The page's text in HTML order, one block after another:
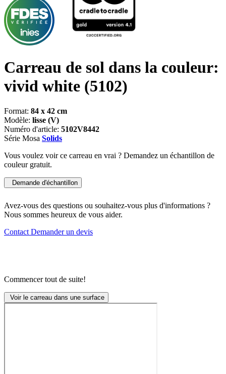
Carreau de sol dans la couleur:
vivid white (5102)
Format: 84 x 42 cm
Modèle: lisse (V)
Numéro d'article: 5102V8442
Série Mosa Solids
Vous voulez voir ce carreau en vrai ? Demandez un échantillon de
couleur gratuit.
Demande d'échantillon
Avez-vous des questions ou souhaitez-vous plus d'informations ?
Nous sommes heureux de vous aider.
Contact Demander un devis
Commencer tout de suite!
Voir le carreau dans une surface